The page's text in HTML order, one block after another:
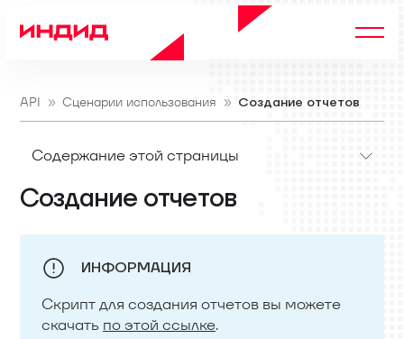
API Сценарии использования Создание отчетов
Содержание этой страницы
Создание отчетов
ИНФОРМАЦИЯ
Скрипт для создания отчетов вы можете
скачать по этой ссылке.